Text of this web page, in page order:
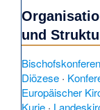
und
Diözese ·
Europäischer
Kurie ·